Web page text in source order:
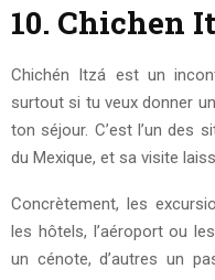
10. Chichen
Chichén Itzá est un
surtout si tu veux donner
ton séjour. C’est l’un des
du Mexique, et sa visite
Concrètement, les
les hôtels, l’aéroport ou
un cénote, d’autres un